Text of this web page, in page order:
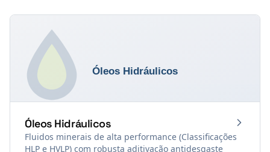
Óleos Hidráulicos
Fluidos minerais de alta performance (Classificações
HLP e HVLP) com robusta aditivação antidesgaste